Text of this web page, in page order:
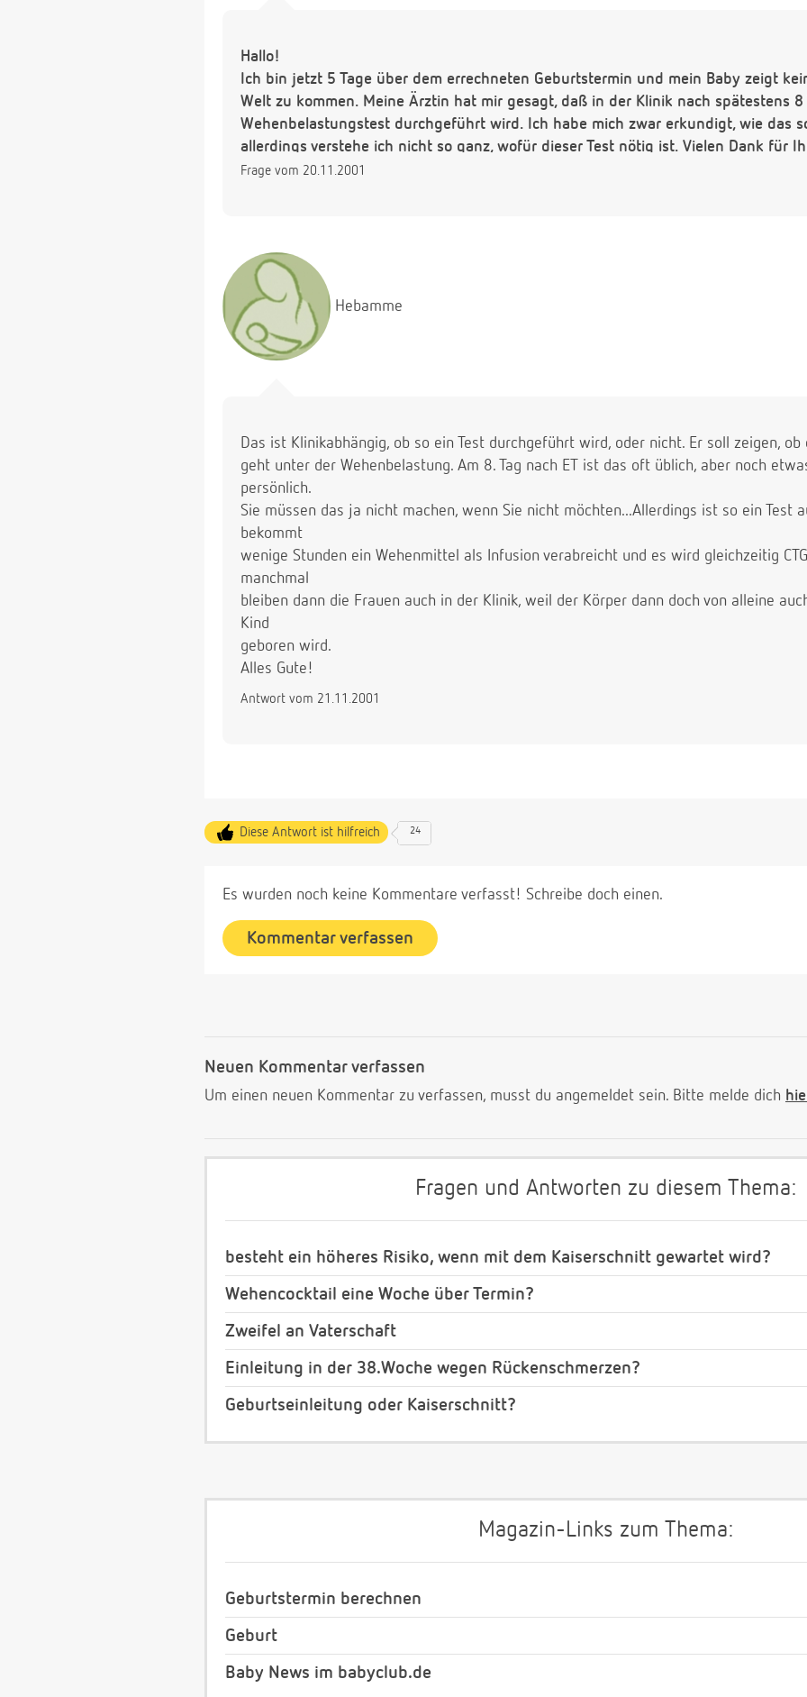
Hallo!
Ich bin jetzt 5 Tage über dem errechneten Geburtstermin und mein Baby zeigt
Welt zu kommen. Meine Ärztin hat mir gesagt, daß in der Klinik nach spätestens 8
Wehenbelastungstest durchgeführt wird. Ich habe mich zwar erkundigt, wie das
allerdings verstehe ich nicht so ganz, wofür dieser Test nötig ist. Vielen Dank für
Frage vom 20.11.2001
Hebamme
Das ist Klinikabhängig, ob so ein Test durchgeführt wird, oder nicht. Er soll zeigen,
geht unter der Wehenbelastung. Am 8. Tag nach ET ist das oft üblich, aber noch
persönlich.
Sie müssen das ja nicht machen, wenn Sie nicht möchten...Allerdings ist so ein Test
bekommt
wenige Stunden ein Wehenmittel als Infusion verabreicht und es wird gleichzeitig
manchmal
bleiben dann die Frauen auch in der Klinik, weil der Körper dann doch von alleine
Kind
geboren wird.
Alles Gute!
Antwort vom 21.11.2001
Diese Antwort ist hilfreich 24
Es wurden noch keine Kommentare verfasst! Schreibe doch einen.
Kommentar verfassen
Neuen Kommentar verfassen
Um einen neuen Kommentar zu verfassen, musst du angemeldet sein. Bitte melde dich
Fragen und Antworten zu diesem Thema:
besteht ein höheres Risiko, wenn mit dem Kaiserschnitt gewartet wird?
Wehencocktail eine Woche über Termin?
Zweifel an Vaterschaft
Einleitung in der 38.Woche wegen Rückenschmerzen?
Geburtseinleitung oder Kaiserschnitt?
Magazin-Links zum Thema:
Geburtstermin berechnen
Geburt
Baby News im babyclub.de